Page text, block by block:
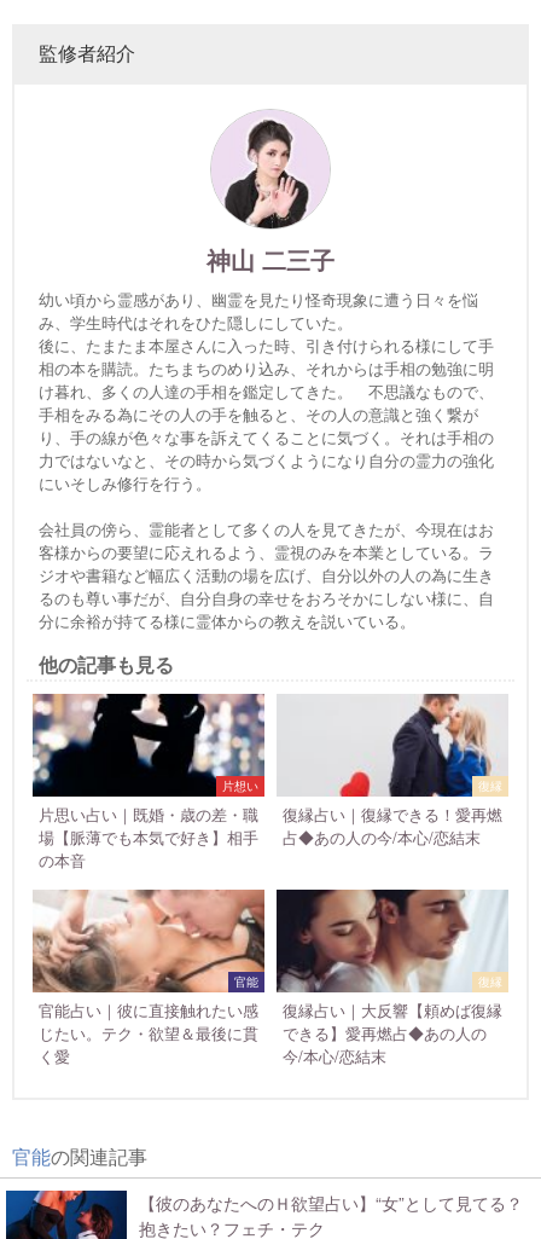
監修者紹介
神山 二三子
幼い頃から霊感があり、幽霊を見たり怪奇現象に遭う日々を悩
み、学生時代はそれをひた隠しにしていた。
後に、たまたま本屋さんに入った時、引き付けられる様にして手
相の本を購読。たちまちのめり込み、それからは手相の勉強に明
け暮れ、多くの人達の手相を鑑定してきた。 不思議なもので、
手相をみる為にその人の手を触ると、その人の意識と強く繋が
り、手の線が色々な事を訴えてくることに気づく。それは手相の
力ではないなと、その時から気づくようになり自分の霊力の強化
にいそしみ修行を行う。
会社員の傍ら、霊能者として多くの人を見てきたが、今現在はお
客様からの要望に応えれるよう、霊視のみを本業としている。ラ
ジオや書籍など幅広く活動の場を広げ、自分以外の人の為に生き
るのも尊い事だが、自分自身の幸せをおろそかにしない様に、自
分に余裕が持てる様に霊体からの教えを説いている。
他の記事も見る
片想い
片思い占い｜既婚・歳の差・職
場【脈薄でも本気で好き】相手
の本音
復縁
復縁占い｜復縁できる！愛再燃
占◆あの人の今/本心/恋結末
官能
官能占い｜彼に直接触れたい感
じたい。テク・欲望＆最後に貫
く愛
復縁
復縁占い｜大反響【頼めば復縁
できる】愛再燃占◆あの人の
今/本心/恋結末
官能の関連記事
【彼のあなたへのＨ欲望占い】“女”として見てる？
抱きたい？フェチ・テク